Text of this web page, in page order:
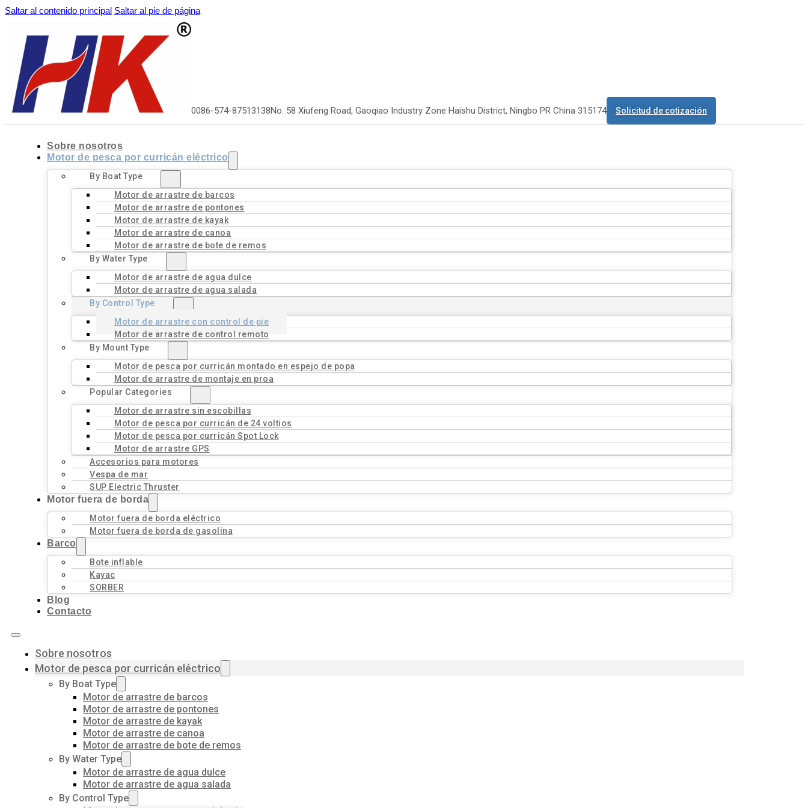
Saltar al contenido principal Saltar al pie de página
0086-574-87513138No. 58 Xiufeng Road, Gaoqiao Industry Zone Haishu District, Ningbo PR China 315174 Solicitud de cotización
Sobre nosotros
Motor de pesca por curricán eléctrico
By Boat Type
Motor de arrastre de barcos
Motor de arrastre de pontones
Motor de arrastre de kayak
Motor de arrastre de canoa
Motor de arrastre de bote de remos
By Water Type
Motor de arrastre de agua dulce
Motor de arrastre de agua salada
By Control Type
Motor de arrastre con control de pie
Motor de arrastre de control remoto
By Mount Type
Motor de pesca por curricán montado en espejo de popa
Motor de arrastre de montaje en proa
Popular Categories
Motor de arrastre sin escobillas
Motor de pesca por curricán de 24 voltios
Motor de pesca por curricán Spot Lock
Motor de arrastre GPS
Accesorios para motores
Vespa de mar
SUP Electric Thruster
Motor fuera de borda
Motor fuera de borda eléctrico
Motor fuera de borda de gasolina
Barco
Bote inflable
Kayac
SORBER
Blog
Contacto
Sobre nosotros
Motor de pesca por curricán eléctrico
By Boat Type
Motor de arrastre de barcos
Motor de arrastre de pontones
Motor de arrastre de kayak
Motor de arrastre de canoa
Motor de arrastre de bote de remos
By Water Type
Motor de arrastre de agua dulce
Motor de arrastre de agua salada
By Control Type